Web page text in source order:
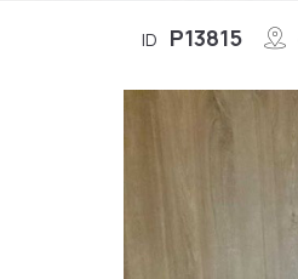
ID P13815